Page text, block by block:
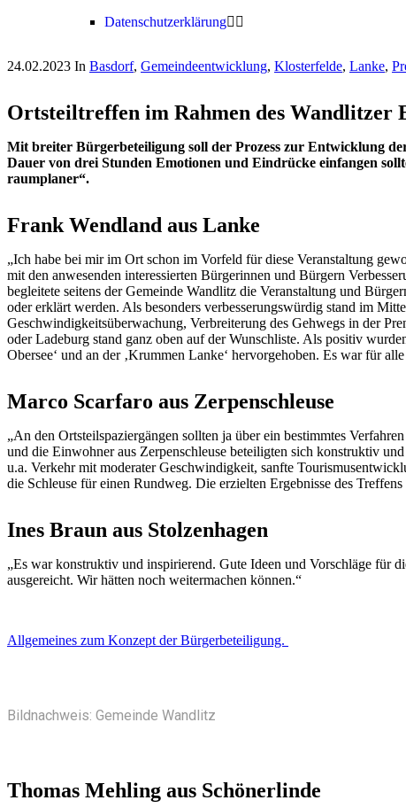
Datenschutzerklärung
24.02.2023 In Basdorf, Gemeindeentwicklung, Klosterfelde, Lanke,
Ortsteiltreffen im Rahmen des Wandlitzer
Mit breiter Bürgerbeteiligung soll der Prozess zur Entwicklung
Dauer von drei Stunden Emotionen und Eindrücke einfangen
raumplaner“.
Frank Wendland aus Lanke
„Ich habe bei mir im Ort schon im Vorfeld für diese Veranstaltung
mit den anwesenden interessierten Bürgerinnen und Bürgern
begleitete seitens der Gemeinde Wandlitz die Veranstaltung und
oder erklärt werden. Als besonders verbesserungswürdig stand im
Geschwindigkeitsüberwachung, Verbreiterung des Gehwegs in der
oder Ladeburg stand ganz oben auf der Wunschliste. Als positiv
Obersee‘ und an der ‚Krummen Lanke‘ hervorgehoben. Es war für
Marco Scarfaro aus Zerpenschleuse
„An den Ortsteilspaziergängen sollten ja über ein bestimmtes
und die Einwohner aus Zerpenschleuse beteiligten sich konstruktiv
u.a. Verkehr mit moderater Geschwindigkeit, sanfte
die Schleuse für einen Rundweg. Die erzielten Ergebnisse des
Ines Braun aus Stolzenhagen
„Es war konstruktiv und inspirierend. Gute Ideen und Vorschläge für
ausgereicht. Wir hätten noch weitermachen können.“
Allgemeines zum Konzept der Bürgerbeteiligung.
Bildnachweis: Gemeinde Wandlitz
Thomas Mehling aus Schönerlinde